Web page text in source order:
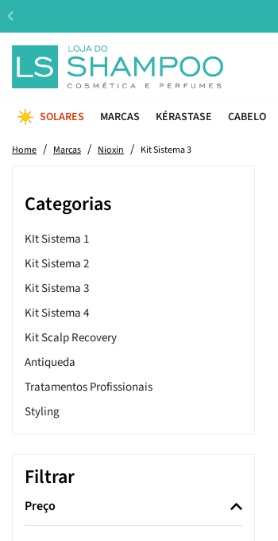
SOLARES MARCAS KÉRASTASE CABELO
Home Marcas Nioxin Kit Sistema 3
Categorias
KIt Sistema 1
Kit Sistema 2
Kit Sistema 3
Kit Sistema 4
Kit Scalp Recovery
Antiqueda
Tratamentos Profissionais
Styling
Filtrar
Preço